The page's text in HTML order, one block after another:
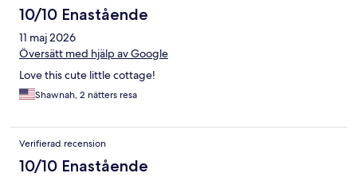
10/10 Enastående
11 maj 2026
Översätt med hjälp av Google
Love this cute little cottage!
Shawnah, 2 nätters resa
Verifierad recension
10/10 Enastående